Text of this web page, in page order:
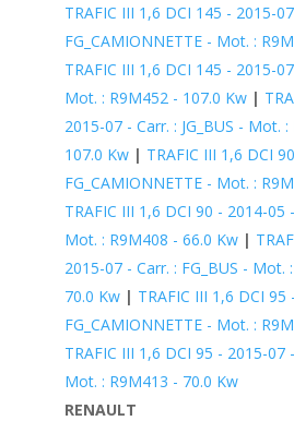
TRAFIC III 1,6 DCI 145 - 2015-
FG_CAMIONNETTE - Mot. :
TRAFIC III 1,6 DCI 145 - 2015-
Mot. : R9M452 - 107.0 Kw|
2015-07 - Carr. : JG_BUS - Mot.
107.0 Kw| TRAFIC III 1,6 DCI
FG_CAMIONNETTE - Mot. :
TRAFIC III 1,6 DCI 90 - 2014-05
Mot. : R9M408 - 66.0 Kw|
2015-07 - Carr. : FG_BUS - Mot.
70.0 Kw| TRAFIC III 1,6 DCI 95
FG_CAMIONNETTE - Mot. :
TRAFIC III 1,6 DCI 95 - 2015-07
Mot. : R9M413 - 70.0 Kw
RENAULT